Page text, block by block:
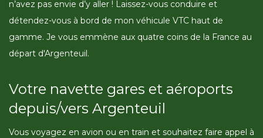
n’avez pas envie d’y aller ! Laissez-vous conduire et
détendez-vous à bord de mon véhicule VTC haut de
gamme. Je vous emmène aux quatre coins de la France au
départ d'Argenteuil.
Votre navette gares et aéroports
depuis/vers Argenteuil
Vous voyagez en avion ou en train et souhaitez faire appel à